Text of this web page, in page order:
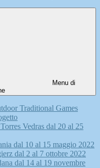
Menu di
Traditional Games
Vedras dal 20 al 25
dal 10 al 15 maggio 2022
dal 2 al 7 ottobre 2022
dal 14 al 19 novembre